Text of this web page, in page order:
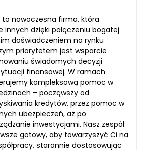
to nowoczesna firma, która
innych dzięki połączeniu bogatej
doświadczeniem na rynku
priorytetem jest wsparcie
świadomych decyzji
finansowej. W ramach
kompleksową pomoc w
– począwszy od
kredytów, przez pomoc w
ubezpieczeń, aż po
inwestycjami. Nasz zespół
gotowy, aby towarzyszyć Ci na
starannie dostosowując